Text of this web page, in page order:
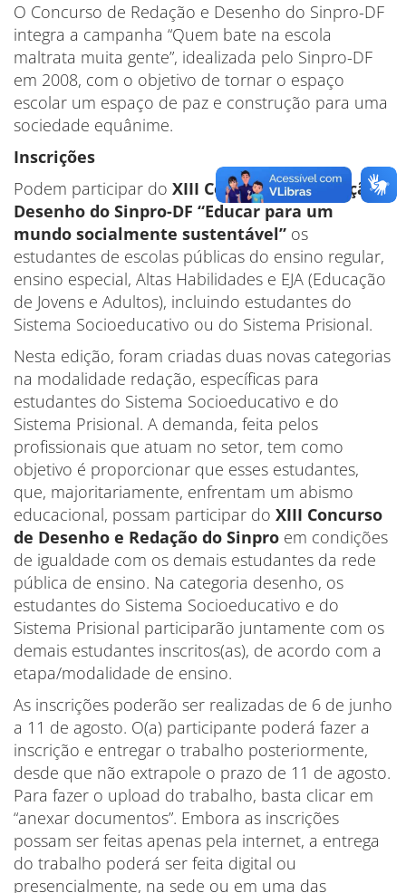
O Concurso de Redação e Desenho do Sinpro-DF
integra a campanha “Quem bate na escola
maltrata muita gente”, idealizada pelo Sinpro-DF
em 2008, com o objetivo de tornar o espaço
escolar um espaço de paz e construção para uma
sociedade equânime.
Inscrições
Podem participar do XIII Concurso de Redação e
Desenho do Sinpro-DF “Educar para um
mundo socialmente sustentável” os
estudantes de escolas públicas do ensino regular,
ensino especial, Altas Habilidades e EJA (Educação
de Jovens e Adultos), incluindo estudantes do
Sistema Socioeducativo ou do Sistema Prisional.
Nesta edição, foram criadas duas novas categorias
na modalidade redação, específicas para
estudantes do Sistema Socioeducativo e do
Sistema Prisional. A demanda, feita pelos
profissionais que atuam no setor, tem como
objetivo é proporcionar que esses estudantes,
que, majoritariamente, enfrentam um abismo
educacional, possam participar do XIII Concurso
de Desenho e Redação do Sinpro em condições
de igualdade com os demais estudantes da rede
pública de ensino. Na categoria desenho, os
estudantes do Sistema Socioeducativo e do
Sistema Prisional participarão juntamente com os
demais estudantes inscritos(as), de acordo com a
etapa/modalidade de ensino.
As inscrições poderão ser realizadas de 6 de junho
a 11 de agosto. O(a) participante poderá fazer a
inscrição e entregar o trabalho posteriormente,
desde que não extrapole o prazo de 11 de agosto.
Para fazer o upload do trabalho, basta clicar em
“anexar documentos”. Embora as inscrições
possam ser feitas apenas pela internet, a entrega
do trabalho poderá ser feita digital ou
presencialmente, na sede ou em uma das